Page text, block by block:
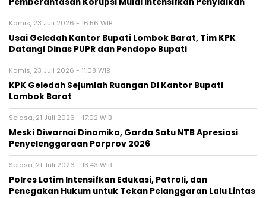
Kamis, 23 Juli 2026 - 16:56 WIB
Usai Geledah Kantor Bupati Lombok Barat, Tim KPK
Datangi Dinas PUPR dan Pendopo Bupati
Kamis, 23 Juli 2026 - 11:08 WIB
KPK Geledah Sejumlah Ruangan Di Kantor Bupati
Lombok Barat
Selasa, 21 Juli 2026 - 17:02 WIB
Meski Diwarnai Dinamika, Garda Satu NTB Apresiasi
Penyelenggaraan Porprov 2026 ‎
Selasa, 21 Juli 2026 - 13:43 WIB
Polres Lotim Intensifkan Edukasi, Patroli, dan
Penegakan Hukum untuk Tekan Pelanggaran Lalu Lintas